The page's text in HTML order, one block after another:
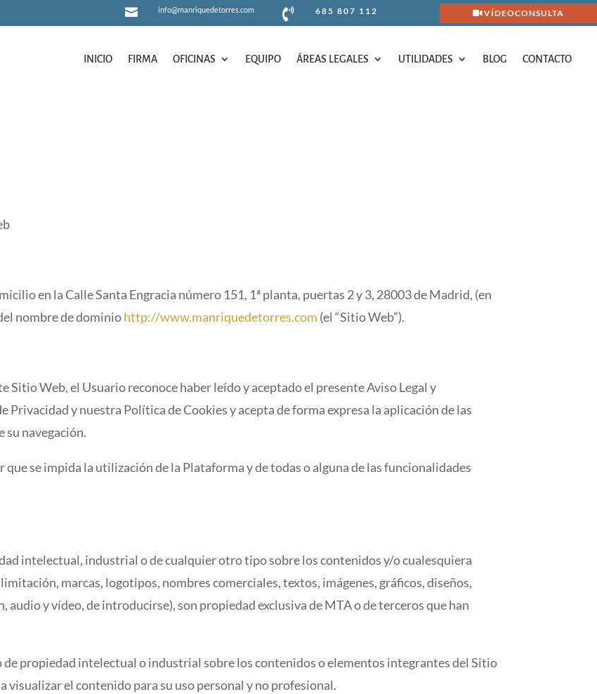
 info@manriquedetorres.com  685 807 112 VÍDEOCONSULTA
INICIO FIRMA OFICINAS EQUIPO ÁREAS LEGALES UTILIDADES BLOG CONTACTO
EQUIPO
en la Calle Santa Engracia número 151, 1ª planta, puertas 2 y 3, 28003 de Madrid, (en
nombre de dominiohttp://www.manriquedetorres.com (el “Sitio Web”).
Sitio Web, el Usuario reconoce haber leído y aceptado el presente Aviso Legal y
Privacidad y nuestra Política de Cookies y acepta de forma expresa la aplicación de las
su navegación.
se impida la utilización de la Plataforma y de todas o alguna de las funcionalidades
intelectual, industrial o de cualquier otro tipo sobre los contenidos y/o cualesquiera
marcas, logotipos, nombres comerciales, textos, imágenes, gráficos, diseños,
audio y vídeo, de introducirse), son propiedad exclusiva de MTA o de terceros que han
de propiedad intelectual o industrial sobre los contenidos o elementos integrantes del Sitio
visualizar el contenido para su uso personal y no profesional.